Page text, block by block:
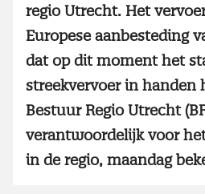
regio Utrecht. Het
Europese aanbesteding
dat op dit moment het
streekvervoer in handen
Bestuur Regio Utrecht
verantwoordelijk voor
in de regio, maandag